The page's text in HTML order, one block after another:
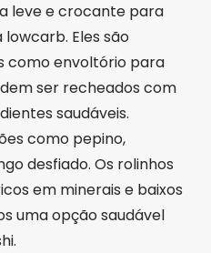
leve e crocante para
Eles são
como envoltório para
ser recheados com
saudáveis.
como pepino,
desfiado. Os rolinhos
em minerais e baixos
uma opção saudável